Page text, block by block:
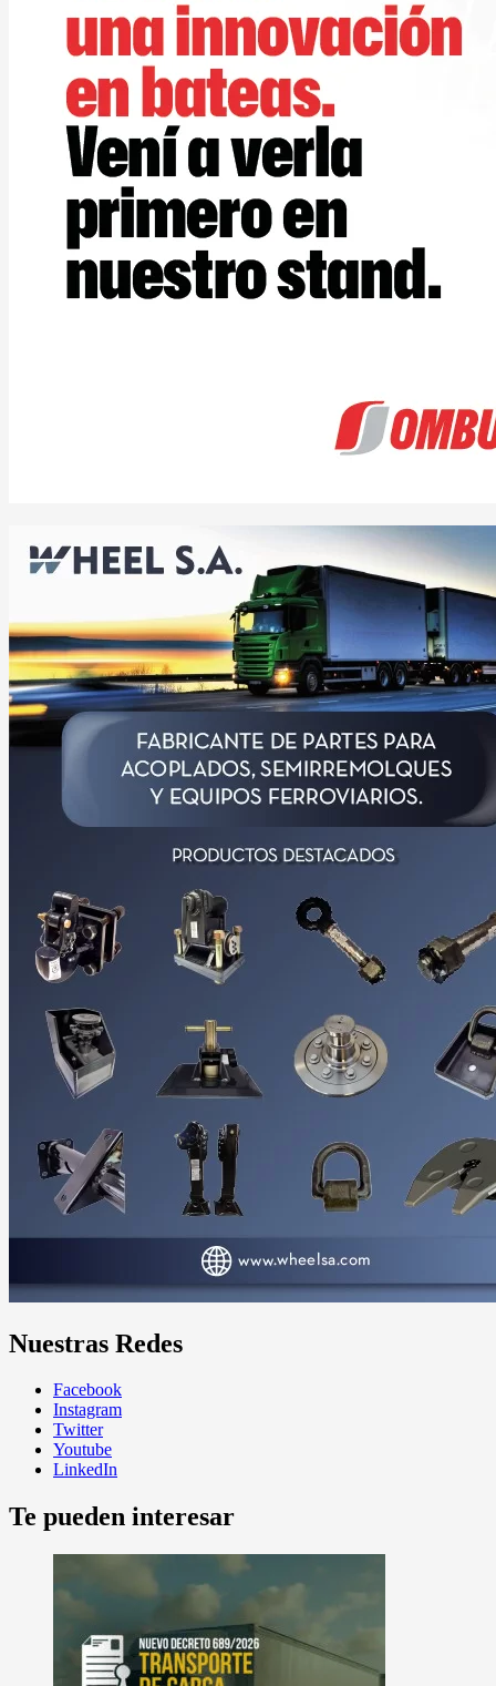
Nuestras Redes
Facebook
Instagram
Twitter
Youtube
LinkedIn
Te pueden interesar